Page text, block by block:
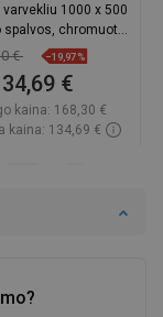
varvekliu 1000 x 500
chromuotas
- 6515101510-69
€ −19,97%
€
kaina: 168,30 €
kaina: 134,69 €